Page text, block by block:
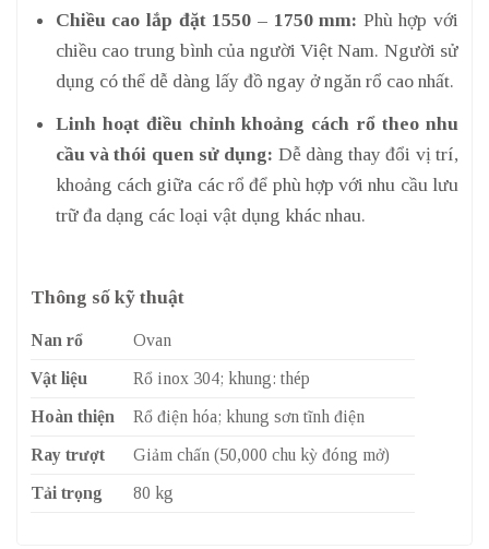
Chiều cao lắp đặt 1550 – 1750 mm: Phù hợp với
chiều cao trung bình của người Việt Nam. Người sử
dụng có thể dễ dàng lấy đồ ngay ở ngăn rổ cao nhất.
Linh hoạt điều chỉnh khoảng cách rổ theo nhu
cầu và thói quen sử dụng: Dễ dàng thay đổi vị trí,
khoảng cách giữa các rổ để phù hợp với nhu cầu lưu
trữ đa dạng các loại vật dụng khác nhau.
Thông số kỹ thuật
Nan rổ Ovan
Vật liệu Rổ inox 304; khung: thép
Hoàn thiện Rổ điện hóa; khung sơn tĩnh điện
Ray trượt Giảm chấn (50,000 chu kỳ đóng mở)
Tải trọng 80 kg